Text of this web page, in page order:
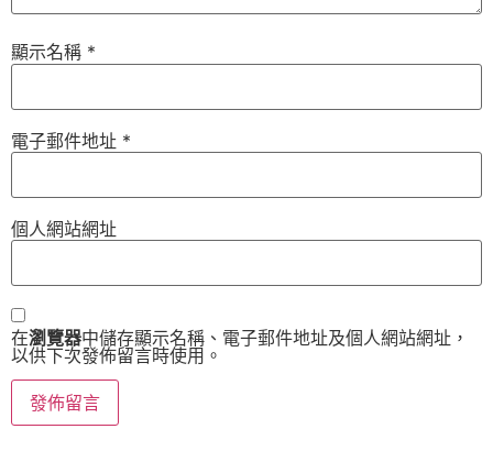
顯示名稱 *
電子郵件地址 *
個人網站網址
在瀏覽器中儲存顯示名稱、電子郵件地址及個人網站網址，
以供下次發佈留言時使用。